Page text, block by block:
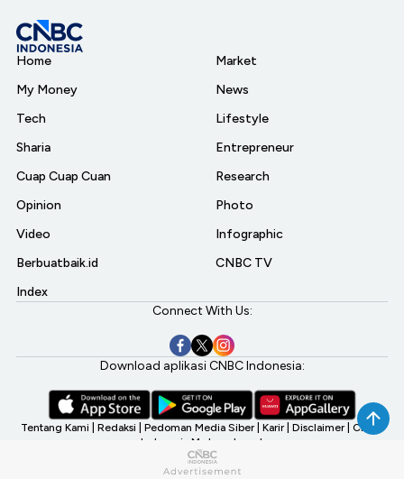
Home
My Money
Tech
Sharia
Cuap Cuap Cuan
Opinion
Video
Berbuatbaik.id
Index
Market
News
Lifestyle
Entrepreneur
Research
Photo
Infographic
CNBC TV
Connect With Us:
Download aplikasi CNBC Indonesia:
Tentang Kami Redaksi Pedoman Media Siber Karir Disclaimer CNBC
Indonesia My Investment
©2026 CNBC Indonesia, A Transmedia Company